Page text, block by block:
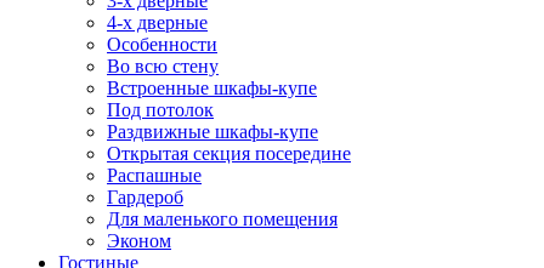
4-х дверные
Особенности
Во всю стену
Встроенные шкафы-купе
Под потолок
Раздвижные шкафы-купе
Открытая секция посередине
Распашные
Гардероб
Для маленького помещения
Эконом
Гостиные